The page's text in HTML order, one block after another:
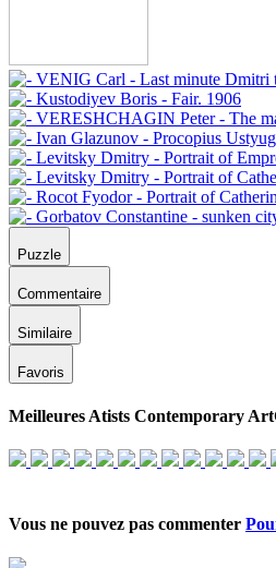
Puzzle
Commentaire
Similaire
Favoris
Meilleures Atists Contemporary
Vous ne pouvez pas commenter